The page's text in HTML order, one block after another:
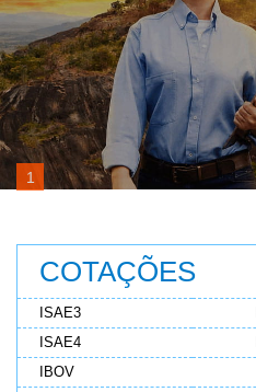
1
COTAÇÕES
ISAE3
ISAE4
IBOV